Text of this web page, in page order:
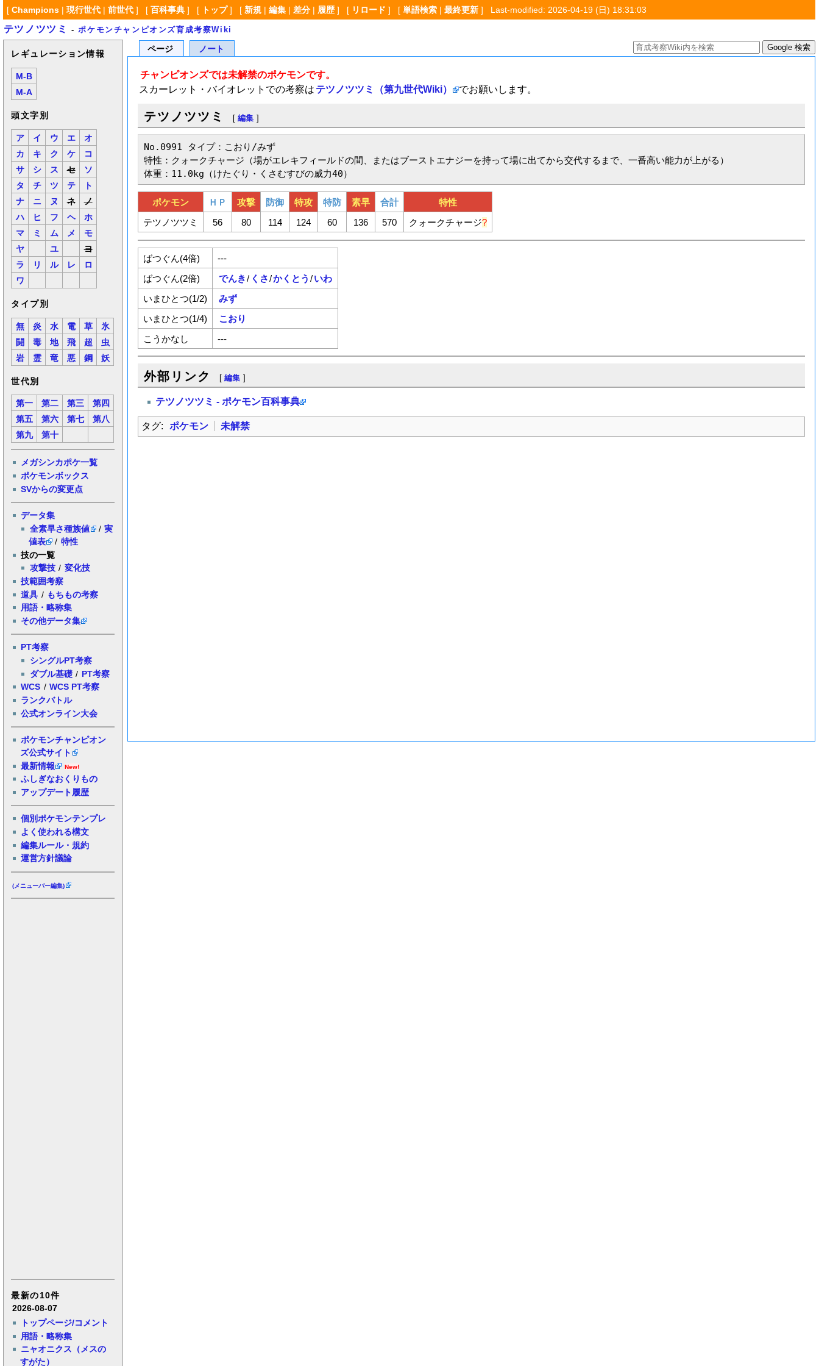
[ Champions| 現行世代| 前世代] [ 百科事典] [ トップ] [ 新規| 編集| 差分| 履歴] [ リロード ] [ 単語検索| 最終更新] Last-modified: 2026-04-19 (日) 18:31:03
テツノツツミ - ポケモンチャンピオンズ育成考察Wiki
レギュレーション情報
M-B
M-A
頭文字別
ア イ ウ エ
オ
カ
キ ク ケ
コ
サ
シ ス セ
ソ
タ
チ ツ テ
ト
ナ
ニ ヌ ネ
ノ
ハ
ヒ フ ヘ
ホ
マ
ミ ム メ
モ
ヤ
ユ
ヨ
ラ
リ ル レ
ロ
ワ
タイプ別
無 炎 水 電 草
氷
闘
毒 地 飛 超
虫
岩
霊 竜 悪 鋼 妖
世代別
第一 第二 第三
第四
第五
第六 第七
第八
第九
第十
メガシンカポケ一覧
ポケモンボックス
SVからの変更点
データ集
全素早さ種族値
/ 実
値表
/ 特性
技の一覧
攻撃技 / 変化技
技範囲考察
道具 / もちもの考察
用語・略称集
その他データ集
PT考察
シングルPT考察
ダブル基礎 / PT考察
WCS / WCS PT考察
ランクバトル
公式オンライン大会
ポケモンチャンピオン
ズ公式サイト
最新情報
New!
ふしぎなおくりもの
アップデート履歴
個別ポケモンテンプレ
よく使われる構文
編集ルール・規約
運営方針議論
(メニューバー編集)
最新の10件
2026-08-07
トップページ/コメント
用語・略称集
ニャオニクス（メスの
すがた）
ページ ノート
チャンピオンズでは未解禁のポケモンです。
スカーレット・バイオレットでの考察は テツノツツミ（第九世代Wiki） でお願いします。
テツノツツミ [ 編集 ]
No.0991 タイプ：こおり/みず
特性：クォークチャージ（場がエレキフィールドの間、またはブーストエナジーを持って場に出てから交代するまで、一番高い能力が上がる）
体重：11.0kg（けたぐり・くさむすびの威力40）
ポケモン ＨＰ 攻撃 防御 特攻 特防 素早 合計
特性
テツノツツミ
56 80 114 124 60 136 570 クォークチャージ?
ばつぐん(4倍)
---
ばつぐん(2倍)
でんき/ くさ/かくとう /いわ
いまひとつ(1/2)
みず
いまひとつ(1/4)
こおり
こうかなし
---
外部リンク [ 編集 ]
テツノツツミ - ポケモン百科事典
タグ: ポケモン 未解禁